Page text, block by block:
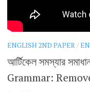
ENGLISH 2ND PAPER/
আর্টিকেল সমস্যার
Grammar: